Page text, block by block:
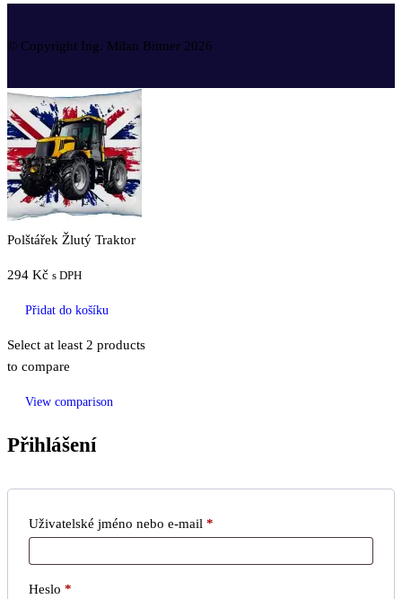
© Copyright Ing. Milan Bittner 2026
Polštářek Žlutý Traktor
294 Kč s DPH
Přidat do košíku
Select at least 2 products
to compare
View comparison
Přihlášení
Uživatelské jméno nebo e-mail *
Heslo *